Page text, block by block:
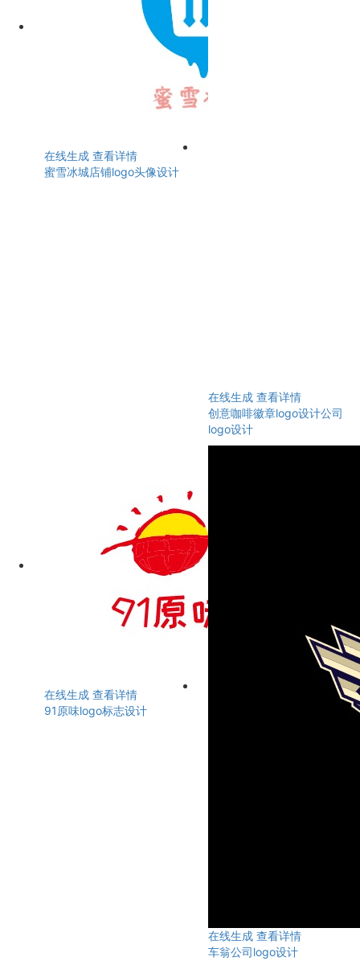
在线生成 查看详情
蜜雪冰城店铺logo头像设计
在线生成 查看详情
创意咖啡徽章logo设计公司
logo设计
在线生成 查看详情
91原味logo标志设计
在线生成 查看详情
车翁公司logo设计